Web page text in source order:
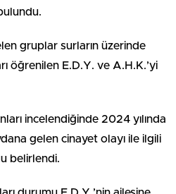
gruplar surların üzerinde
öğrenilen E.D.Y. ve A.H.K.’yi
incelendiğinde 2024 yılında
gelen cinayet olayı ile ilgili
belirlendi.